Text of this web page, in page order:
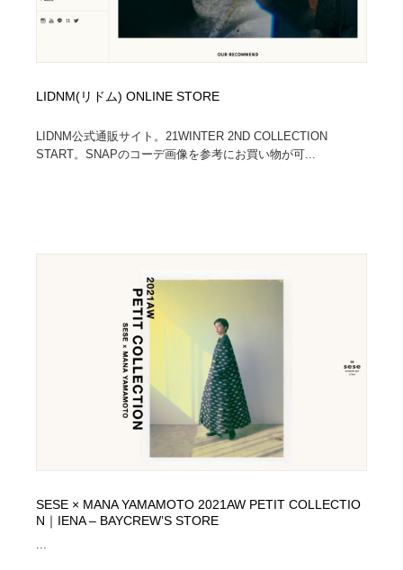
LIDNM(リドム) ONLINE STORE
LIDNM公式通販サイト。21WINTER 2ND COLLECTION
START。SNAPのコーデ画像を参考にお買い物が可...
SESE × MANA YAMAMOTO 2021AW PETIT COLLECTIO
N｜IENA – BAYCREW’S STORE
...